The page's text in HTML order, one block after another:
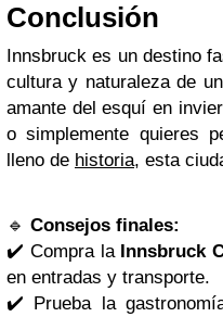
Conclusión
Innsbruck es un destino
cultura y naturaleza de
amante del esquí en
o simplemente quieres
lleno de historia, esta
🔹 Consejos finales:
✔️ Compra la Innsbruck
en entradas y transporte.
✔️ Prueba la